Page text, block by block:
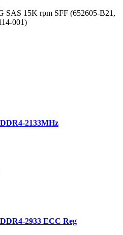
SAS 15K rpm SFF (652605-B21,
001)
2133MHz
2933 ECC Reg